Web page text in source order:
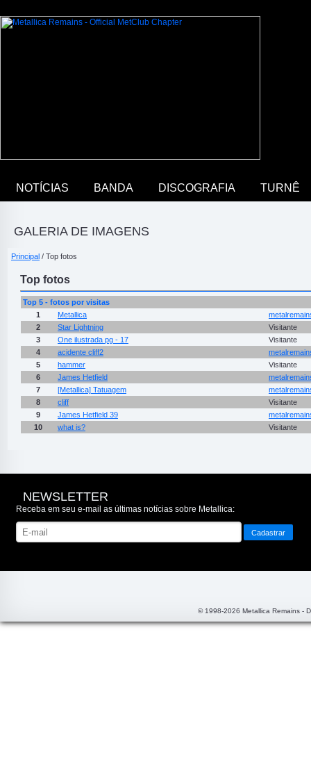
NOTÍCIAS BANDA DISCOGRAFIA TURNÊ
GALERIA DE IMAGENS
Principal / Top fotos
Top fotos
Top 5 - fotos por visitas
1
Metallica
2
Star Lightning
Visitante
3
One ilustrada pg - 17
Visitante
4
acidente cliff2
5
hammer
Visitante
6
James Hetfield
7
[Metallica] Tatuagem
8
cliff
Visitante
9
James Hetfield 39
10
what is? Visitante
NEWSLETTER
Receba em seu e-mail as últimas notícias sobre Metallica:
© 1998-2026 Metallica Remains -